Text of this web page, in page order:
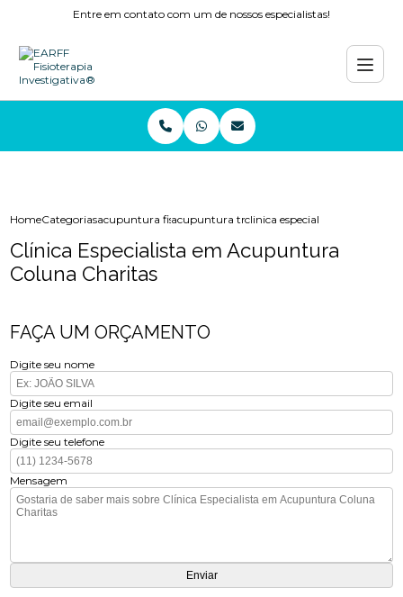
Entre em contato com um de nossos especialistas!
HomeCategoriasacupuntura fisioterapiaacupuntura tratamentoclinica especialista em
Clínica Especialista em Acupuntura
Coluna Charitas
FAÇA UM ORÇAMENTO
Digite seu nome
Digite seu email
Digite seu telefone
Mensagem